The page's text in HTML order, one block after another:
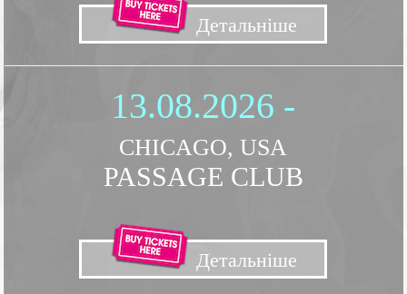
Детальнiше
13.08.2026 -
CHICAGO, USA
PASSAGE CLUB
Детальнiше